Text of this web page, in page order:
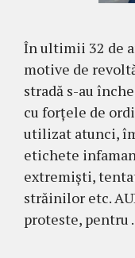
În ultimii 32 de
motive de
stradă s-au
cu forțele de
utilizat atunci,
etichete
extremiști,
străinilor etc.
proteste, pentru